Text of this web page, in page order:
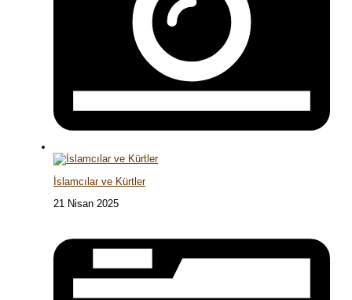
İslamcılar ve Kürtler
21 Nisan 2025